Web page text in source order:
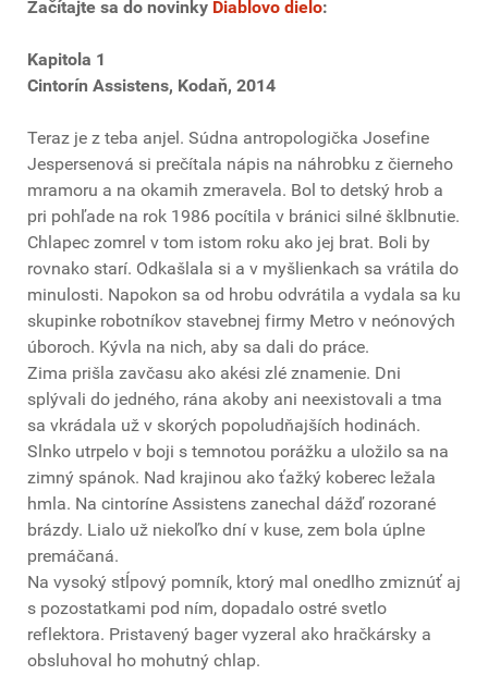
Začítajte sa do novinky Diablovo dielo:
Kapitola 1
Cintorín Assistens, Kodaň, 2014
Teraz je z teba anjel. Súdna antropologička Josefine
Jespersenová si prečítala nápis na náhrobku z čierneho
mramoru a na okamih zmeravela. Bol to detský hrob a
pri pohľade na rok 1986 pocítila v bránici silné šklbnutie.
Chlapec zomrel v tom istom roku ako jej brat. Boli by
rovnako starí. Odkašlala si a v myšlienkach sa vrátila do
minulosti. Napokon sa od hrobu odvrátila a vydala sa ku
skupinke robotníkov stavebnej firmy Metro v neónových
úboroch. Kývla na nich, aby sa dali do práce.
Zima prišla zavčasu ako akési zlé znamenie. Dni
splývali do jedného, rána akoby ani neexistovali a tma
sa vkrádala už v skorých popoludňajších hodinách.
Slnko utrpelo v boji s temnotou porážku a uložilo sa na
zimný spánok. Nad krajinou ako ťažký koberec ležala
hmla. Na cintoríne Assistens zanechal dážď rozorané
brázdy. Lialo už niekoľko dní v kuse, zem bola úplne
premáčaná.
Na vysoký stĺpový pomník, ktorý mal onedlho zmiznúť aj
s pozostatkami pod ním, dopadalo ostré svetlo
reflektora. Pristavený bager vyzeral ako hračkársky a
obsluhoval ho mohutný chlap.